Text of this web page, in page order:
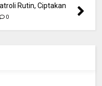
Rutin, Ciptakan
0